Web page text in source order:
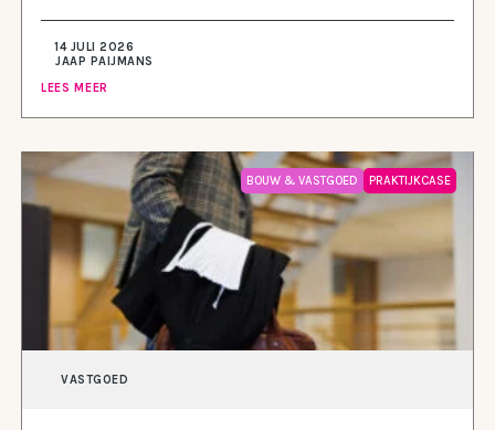
14 JULI 2026
JAAP PAIJMANS
LEES MEER
BOUW & VASTGOED PRAKTIJKCASE
VASTGOED